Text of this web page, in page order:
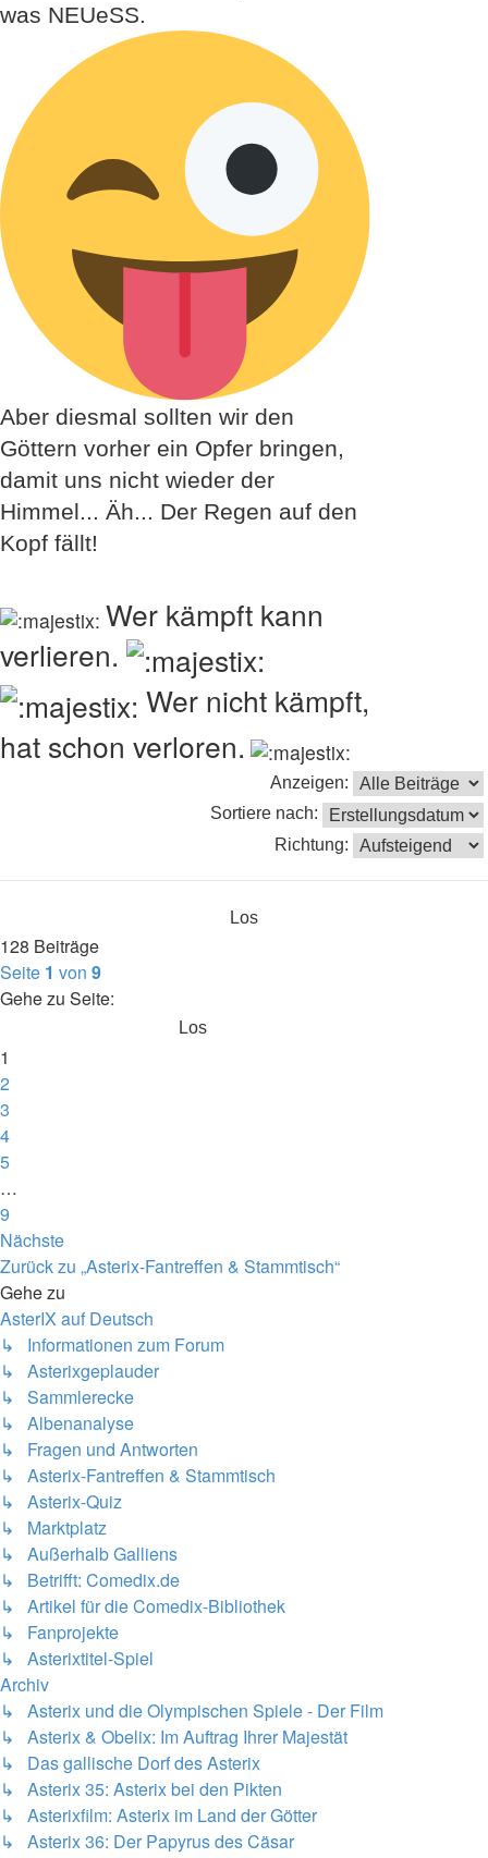
was NEUeSS.
Aber diesmal sollten wir den
Göttern vorher ein Opfer bringen,
damit uns nicht wieder der
Himmel... Äh... Der Regen auf den
Kopf fällt!
Wer kämpft kann
verlieren.
Wer nicht kämpft,
hat schon verloren.
Anzeigen:
Sortiere nach:
Richtung:
128 Beiträge
Seite 1 von 9
Gehe zu Seite:
1
2
3
4
5
…
9
Nächste
Zurück zu „Asterix-Fantreffen & Stammtisch“
Gehe zu
AsterIX auf Deutsch
↳ Informationen zum Forum
↳ Asterixgeplauder
↳ Sammlerecke
↳ Albenanalyse
↳ Fragen und Antworten
↳ Asterix-Fantreffen & Stammtisch
↳ Asterix-Quiz
↳ Marktplatz
↳ Außerhalb Galliens
↳ Betrifft: Comedix.de
↳ Artikel für die Comedix-Bibliothek
↳ Fanprojekte
↳ Asterixtitel-Spiel
Archiv
↳ Asterix und die Olympischen Spiele - Der Film
↳ Asterix & Obelix: Im Auftrag Ihrer Majestät
↳ Das gallische Dorf des Asterix
↳ Asterix 35: Asterix bei den Pikten
↳ Asterixfilm: Asterix im Land der Götter
↳ Asterix 36: Der Papyrus des Cäsar